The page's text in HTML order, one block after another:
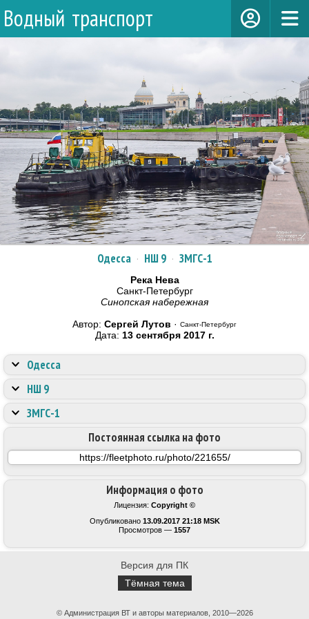
Водный транспорт
Одесса· НШ 9· ЗМГС-1
Река Нева
Санкт-Петербург
Синопская набережная
Автор: Сергей Лутов · Санкт-Петербург
Дата: 13 сентября 2017 г.
Информация о фото
Лицензия: Copyright ©
Опубликовано 13.09.2017 21:18 MSK
Просмотров — 1557
Постоянная ссылка на фото
Одесса
НШ 9
ЗМГС-1
Версия для ПК
Тёмная тема
© Администрация ВТ и авторы материалов, 2010—2026